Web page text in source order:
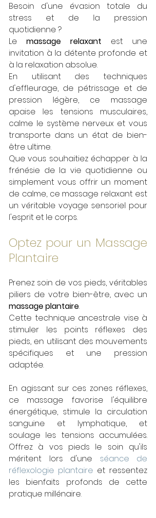
Besoin d'une évasion totale du
stress et de la pression
quotidienne ?
Le massage relaxant est une
invitation à la détente profonde et
à la relaxation absolue.
En utilisant des techniques
d'effleurage, de pétrissage et de
pression légère, ce massage
apaise les tensions musculaires,
calme le système nerveux et vous
transporte dans un état de bien-
être ultime.
Que vous souhaitiez échapper à la
frénésie de la vie quotidienne ou
simplement vous offrir un moment
de calme, ce massage relaxant est
un véritable voyage sensoriel pour
l'esprit et le corps.
Optez pour un Massage
Plantaire
Prenez soin de vos pieds, véritables
massage plantaire.
Cette technique ancestrale vise à
stimuler les points réflexes des
pieds, en utilisant des mouvements
spécifiques et une pression
adaptée.
En agissant sur ces zones réflexes,
ce massage favorise l'équilibre
énergétique, stimule la circulation
sanguine et lymphatique, et
soulage les tensions accumulées.
Offrez à vos pieds le soin qu'ils
méritent lors d'une séance de
réflexologie plantaire et ressentez
les bienfaits profonds de cette
pratique millénaire.